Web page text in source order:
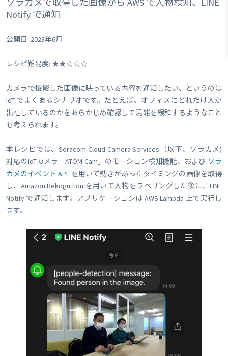
Notify で通知
公開日: 2023年6月
レシピ難易度: ★★☆☆☆
カメラで撮影した画像に映っている内容を通知したい、というのは
IoT でよくあるシナリオです。たとえば、オフィスにどれだけ人が
出社しているのかをあらかじめ確認して混雑を緩和するようなこと
も考えられます。
本レシピでは、Soracom Cloud Camera Services（以下、ソラカメ)
対応のIoTカメラ「ATOM Cam」のモーション検知機能、および ソラ
カメのイベント API を用いて動きがあったタイミングの画像を取得
し、Amazon Rekognition を用いて人物をラベリングした後に、LINE
Notify で通知します。アプリケーションは AWS Lambda 上で実行し
ます。